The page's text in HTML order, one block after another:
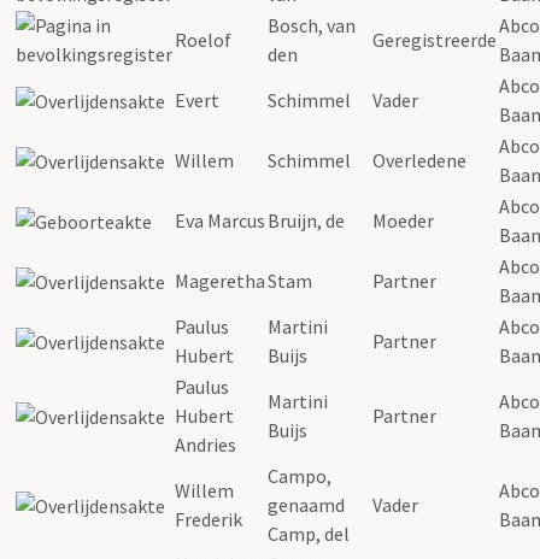
Roelof
Bosch, van
den
Geregistreerde
Evert
Schimmel Vader
Willem
Schimmel Overledene
Eva Marcus Bruijn, de Moeder
MagerethaStam Partner
Paulus
Hubert
Martini
Buijs
Partner
Paulus
Hubert
Andries
Martini
Buijs
Partner
Willem
Frederik
Campo,
genaamd
Camp, del
Vader